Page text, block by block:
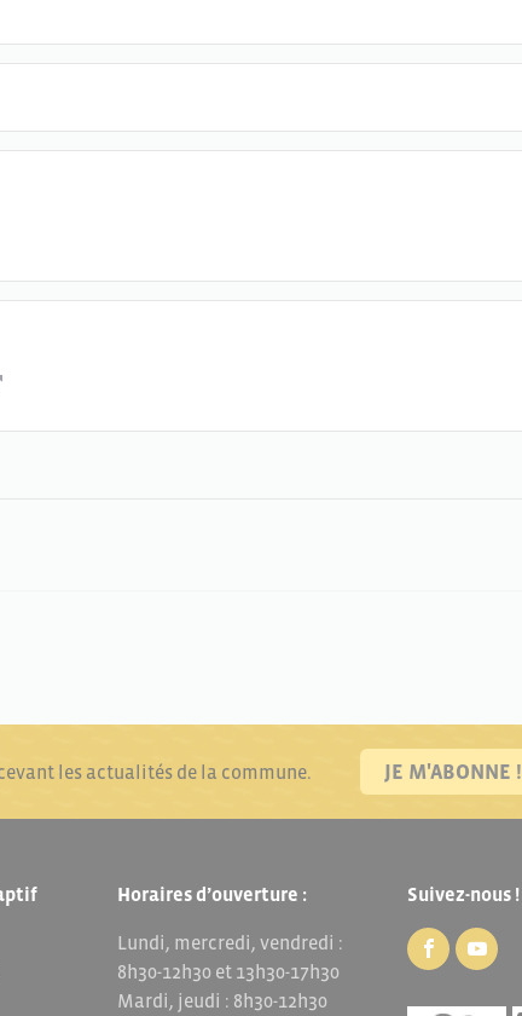
les actualités de la commune. JE M'ABONNE !
Horaires d’ouverture :
Lundi, mercredi, vendredi :
8h30-12h30 et 13h30-17h30
Mardi, jeudi : 8h30-12h30
Suivez-nous !